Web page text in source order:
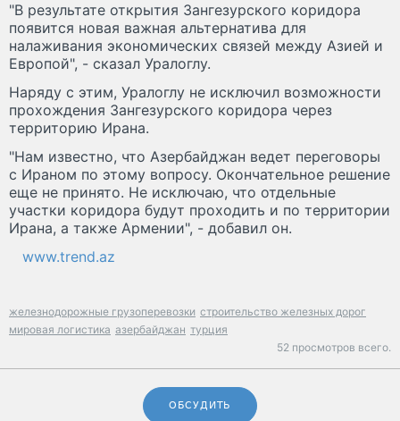
"В результате открытия Зангезурского коридора
появится новая важная альтернатива для
налаживания экономических связей между Азией и
Европой", - сказал Уралоглу.
Наряду с этим, Уралоглу не исключил возможности
прохождения Зангезурского коридора через
территорию Ирана.
"Нам известно, что Азербайджан ведет переговоры
с Ираном по этому вопросу. Окончательное решение
еще не принято. Не исключаю, что отдельные
участки коридора будут проходить и по территории
Ирана, а также Армении", - добавил он.
www.trend.az
железнодорожные грузоперевозки строительство железных дорог
мировая логистика азербайджан турция
52 просмотров всего.
ОБСУДИТЬ